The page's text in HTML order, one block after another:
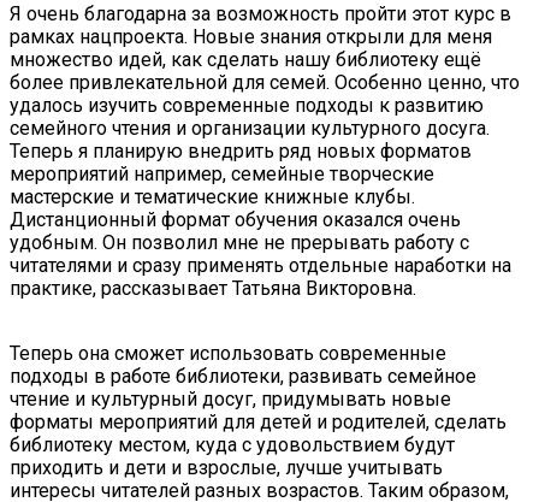
Я очень благодарна за возможность пройти этот курс в
рамках нацпроекта. Новые знания открыли для меня
множество идей, как сделать нашу библиотеку ещё
более привлекательной для семей. Особенно ценно, что
удалось изучить современные подходы к развитию
семейного чтения и организации культурного досуга.
Теперь я планирую внедрить ряд новых форматов
мероприятий например, семейные творческие
мастерские и тематические книжные клубы.
Дистанционный формат обучения оказался очень
удобным. Он позволил мне не прерывать работу с
читателями и сразу применять отдельные наработки на
практике, рассказывает Татьяна Викторовна.
Теперь она сможет использовать современные
подходы в работе библиотеки, развивать семейное
чтение и культурный досуг, придумывать новые
форматы мероприятий для детей и родителей, сделать
библиотеку местом, куда с удовольствием будут
приходить и дети и взрослые, лучше учитывать
интересы читателей разных возрастов. Таким образом,